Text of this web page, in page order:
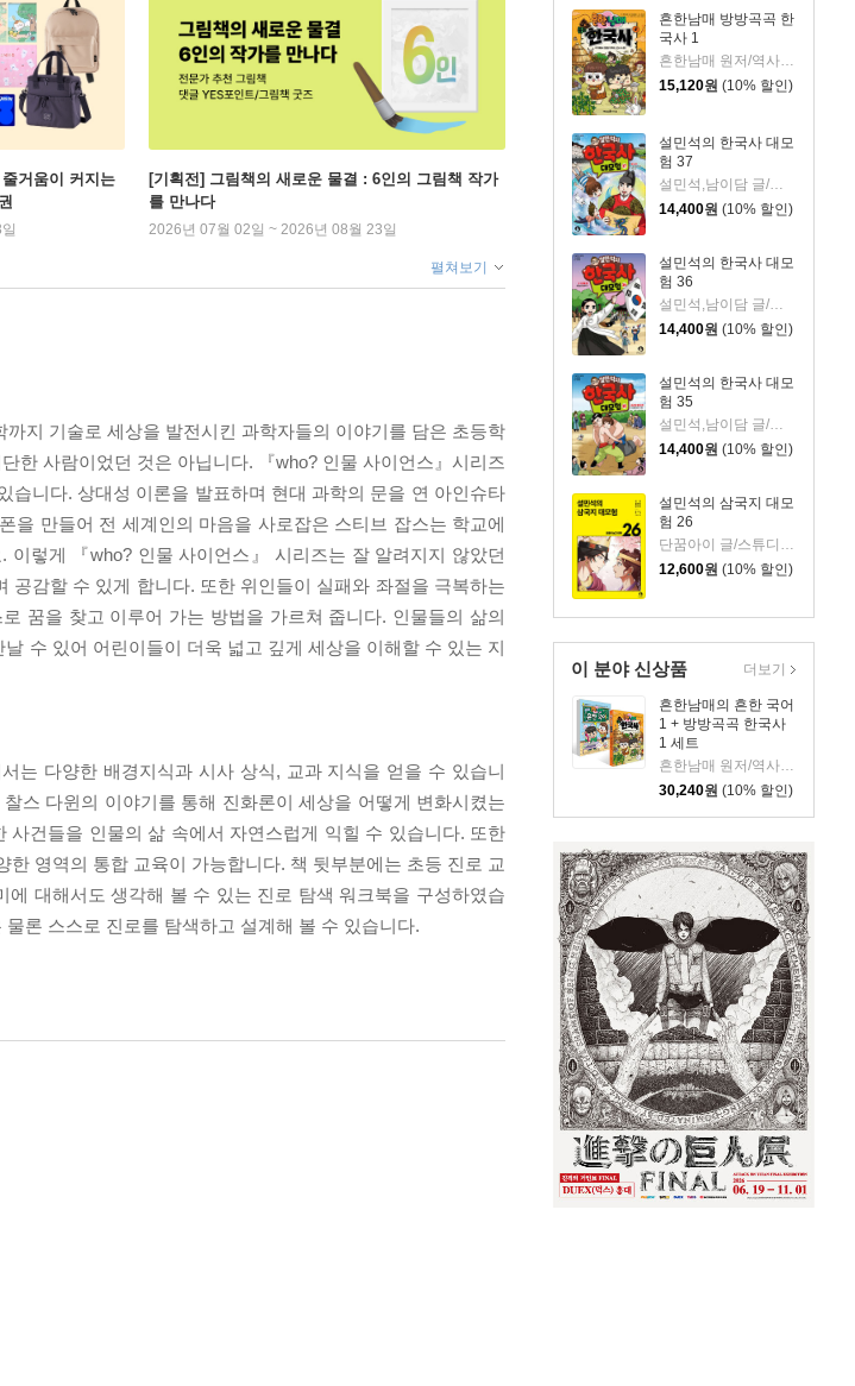
흔한남매 방방곡곡 한
국사 1
흔한남매 원저/역사곰돌이 글/유난희 그림/미래엔 역사 교과서 집필진,흔한컴퍼니 감수
15,120원 (10% 할인)
설민석의 한국사 대모
험 37
설민석,남이담 글/정현희 그림/강석화 감수
14,400원 (10% 할인)
설민석의 한국사 대모
험 36
설민석,남이담 글/정현희 그림/강석화 감수
14,400원 (10% 할인)
설민석의 한국사 대모
험 35
설민석,남이담 글/정현희 그림/강석화 감수
14,400원 (10% 할인)
설민석의 삼국지 대모
험 26
단꿈아이 글/스튜디오 담 그림/남이담 편
12,600원 (10% 할인)
이 분야 신상품
흔한남매의 흔한 국어
1 + 방방곡곡 한국사
1 세트
30,240원 (10% 할인)
더보기
거움이 커지는
[기획전] 그림책의 새로운 물결 : 6인의 그림책 작가
를 만나다
2026년 07월 02일 ~ 2026년 08월 23일
펼쳐보기
지 기술로 세상을 발전시킨 과학자들의 이야기를 담은 초등학
한 사람이었던 것은 아닙니다. 『who? 인물 사이언스』시리즈
니다. 상대성 이론을 발표하며 현대 과학의 문을 연 아인슈타
을 만들어 전 세계인의 마음을 사로잡은 스티브 잡스는 학교에
렇게 『who? 인물 사이언스』 시리즈는 잘 알려지지 않았던
감할 수 있게 합니다. 또한 위인들이 실패와 좌절을 극복하는
꿈을 찾고 이루어 가는 방법을 가르쳐 줍니다. 인물들의 삶의
수 있어 어린이들이 더욱 넓고 깊게 세상을 이해할 수 있는 지
는 다양한 배경지식과 시사 상식, 교과 지식을 얻을 수 있습니
스 다윈의 이야기를 통해 진화론이 세상을 어떻게 변화시켰는
건들을 인물의 삶 속에서 자연스럽게 익힐 수 있습니다. 또한
영역의 통합 교육이 가능합니다. 책 뒷부분에는 초등 진로 교
대해서도 생각해 볼 수 있는 진로 탐색 워크북을 구성하였습
론 스스로 진로를 탐색하고 설계해 볼 수 있습니다.